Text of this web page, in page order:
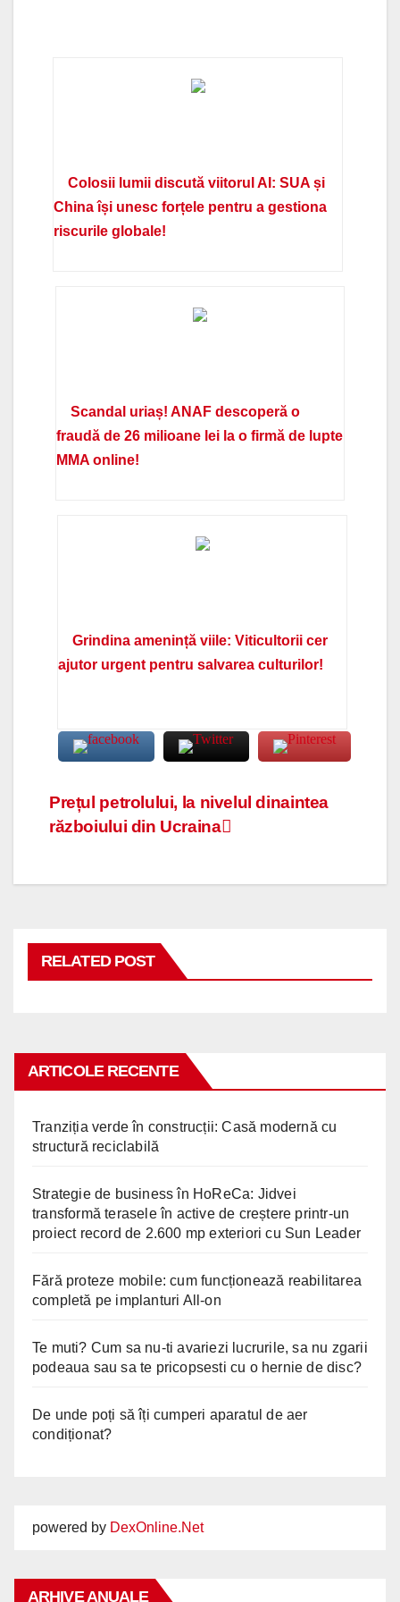
Colosii lumii discută viitorul AI: SUA și
China își unesc forțele pentru a gestiona
riscurile globale!
Scandal uriaș! ANAF descoperă o
fraudă de 26 milioane lei la o firmă de lupte
MMA online!
Grindina amenință viile: Viticultorii cer
ajutor urgent pentru salvarea culturilor!
Navigare
articole
Prețul petrolului, la nivelul dinaintea
războiului din Ucraina
RELATED POST
ARTICOLE RECENTE
Tranziția verde în construcții: Casă modernă cu
structură reciclabilă
Strategie de business în HoReCa: Jidvei
transformă terasele în active de creștere printr-un
proiect record de 2.600 mp exteriori cu Sun Leader
Fără proteze mobile: cum funcționează reabilitarea
completă pe implanturi All-on
Te muti? Cum sa nu-ti avariezi lucrurile, sa nu zgarii
podeaua sau sa te pricopsesti cu o hernie de disc?
De unde poți să îți cumperi aparatul de aer
condiționat?
powered by DexOnline.Net
ARHIVE ANUALE